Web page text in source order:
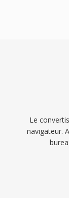
Le
navigateur.